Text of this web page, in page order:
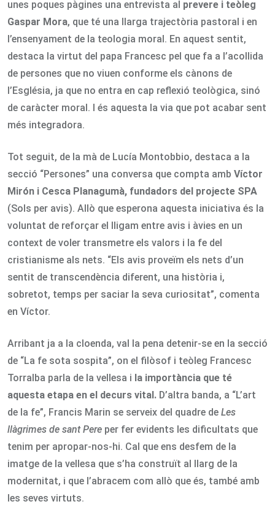
unes poques pàgines una entrevista al prevere i teòleg
Gaspar Mora, que té una llarga trajectòria pastoral i en
l’ensenyament de la teologia moral. En aquest sentit,
destaca la virtut del papa Francesc pel que fa a l’acollida
de persones que no viuen conforme els cànons de
l’Església, ja que no entra en cap reflexió teològica, sinó
de caràcter moral. I és aquesta la via que pot acabar sent
més integradora.
Tot seguit, de la mà de Lucía Montobbio, destaca a la
secció “Persones” una conversa que compta amb Víctor
Mirón i Cesca Planagumà, fundadors del projecte SPA
(Sols per avis). Allò que esperona aquesta iniciativa és la
voluntat de reforçar el lligam entre avis i àvies en un
context de voler transmetre els valors i la fe del
cristianisme als nets. “Els avis proveïm els nets d’un
sentit de transcendència diferent, una història i,
sobretot, temps per saciar la seva curiositat”, comenta
en Víctor.
Arribant ja a la cloenda, val la pena detenir-se en la secció
de “La fe sota sospita”, on el filòsof i teòleg Francesc
Torralba parla de la vellesa i la importància que té
aquesta etapa en el decurs vital. D’altra banda, a “L’art
de la fe”, Francis Marin se serveix del quadre de Les
llàgrimes de sant Pere per fer evidents les dificultats que
tenim per apropar-nos-hi. Cal que ens desfem de la
imatge de la vellesa que s’ha construït al llarg de la
modernitat, i que l’abracem com allò que és, també amb
les seves virtuts.